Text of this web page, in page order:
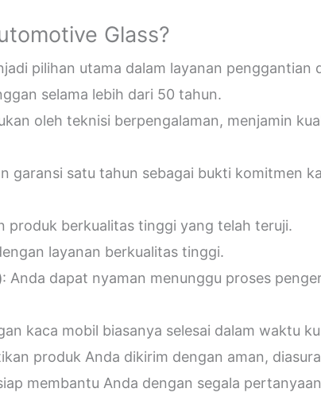
Glass?
pilihan utama dalam layanan penggantian
selama lebih dari 50 tahun.
oleh teknisi berpengalaman, menjamin
garansi satu tahun sebagai bukti komitmen
produk berkualitas tinggi yang telah teruji.
layanan berkualitas tinggi.
: Anda dapat nyaman menunggu proses
kaca mobil biasanya selesai dalam waktu
produk Anda dikirim dengan aman,
membantu Anda dengan segala